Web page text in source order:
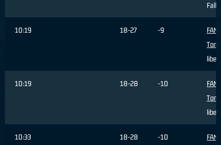
10:19 18-27 -9
10:19 18-28 -10
10:33 18-28 -10